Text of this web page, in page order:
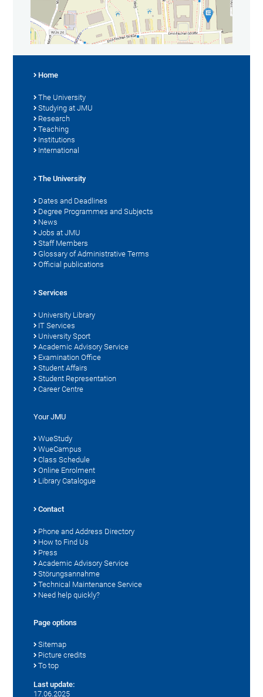
Home
The University
Studying at JMU
Research
Teaching
Institutions
International
The University
Dates and Deadlines
Degree Programmes and Subjects
News
Jobs at JMU
Staff Members
Glossary of Administrative Terms
Official publications
Services
University Library
IT Services
University Sport
Academic Advisory Service
Examination Office
Student Affairs
Student Representation
Career Centre
Your JMU
WueStudy
WueCampus
Class Schedule
Online Enrolment
Library Catalogue
Contact
Phone and Address Directory
How to Find Us
Press
Academic Advisory Service
Störungsannahme
Technical Maintenance Service
Need help quickly?
Page options
Sitemap
Picture credits
To top
Last update:
17.06.2025